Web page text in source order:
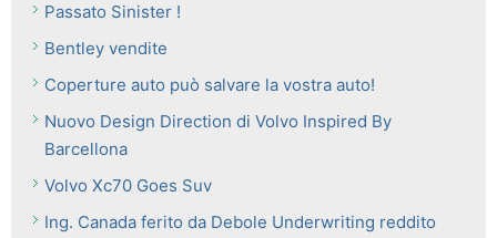
Passato Sinister !
Bentley vendite
Coperture auto può salvare la vostra auto!
Nuovo Design Direction di Volvo Inspired By
Barcellona
Volvo Xc70 Goes Suv
Ing. Canada ferito da Debole Underwriting reddito